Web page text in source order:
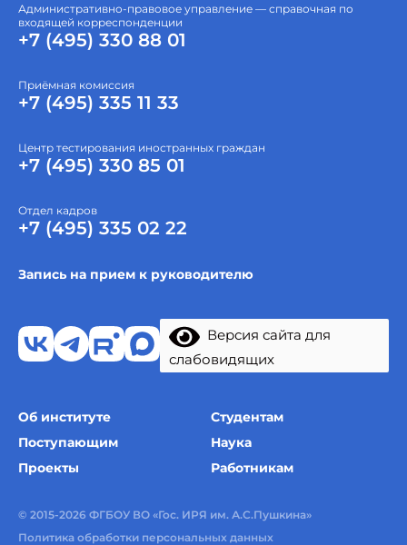
Административно-правовое управление — справочная по
входящей корреспонденции
+7 (495) 330 88 01
Приёмная комиссия
+7 (495) 335 11 33
Центр тестирования иностранных граждан
+7 (495) 330 85 01
Отдел кадров
+7 (495) 335 02 22
Запись на прием к руководителю
Версия сайта для
слабовидящих
Об институте
Студентам
Поступающим
Наука
Проекты
Работникам
© 2015-2026 ФГБОУ ВО «Гос. ИРЯ им. А.С.Пушкина»
Политика обработки персональных данных